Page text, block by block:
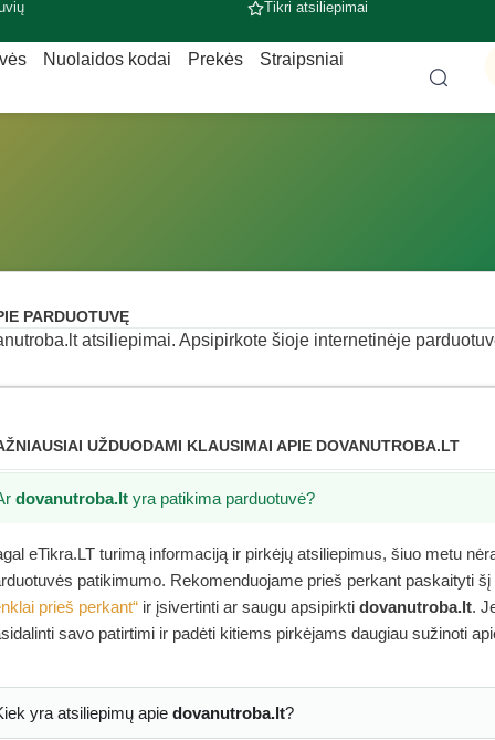
Tikri atsiliepimai
Nuolaidos kodai Prekės Straipsniai
PARDUOTUVĘ
atsiliepimai. Apsipirkote šioje internetinėje
UŽDUODAMI KLAUSIMAI APIE DOVANUTROBA.LT
dovanutroba.lt yra patikima parduotuvė?
eTikra.LT turimą informaciją ir pirkėjų atsiliepimus, šiuo metu
patikimumo. Rekomenduojame prieš perkant paskaityti šį
prieš perkant“ ir įsivertinti ar saugu apsipirkti dovanutroba.lt.
savo patirtimi ir padėti kitiems pirkėjams daugiau sužinoti
yra atsiliepimų apie dovanutroba.lt?